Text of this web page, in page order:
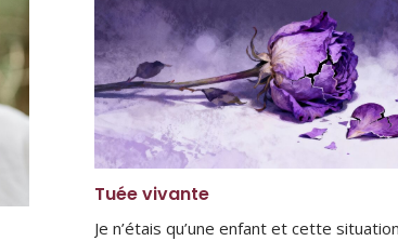
Tuée vivante
Je n’étais qu’une enfant et cette